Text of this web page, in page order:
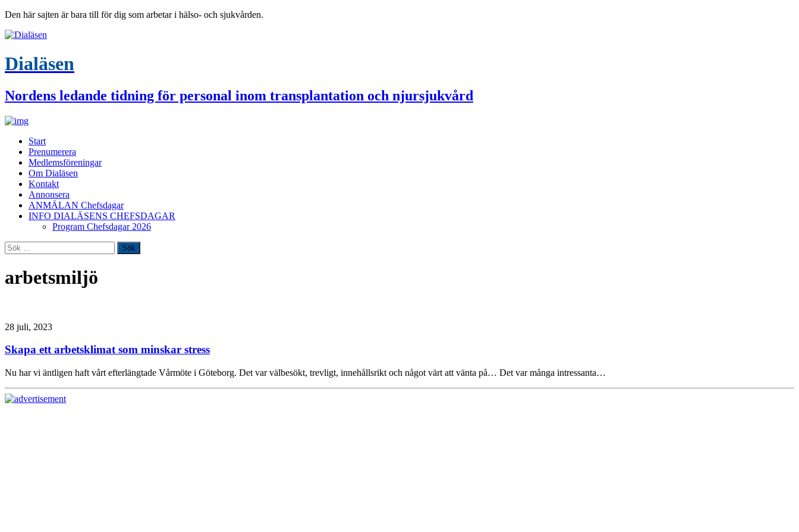
Den här sajten är bara till för dig som arbetar i hälso- och sjukvården.
Dialäsen
Nordens ledande tidning för personal inom transplantation och njursjukvård
Start
Prenumerera
Medlemsföreningar
Om Dialäsen
Kontakt
Annonsera
ANMÄLAN Chefsdagar
INFO DIALÄSENS CHEFSDAGAR
Program Chefsdagar 2026
Sök
efter:
arbetsmiljö
28 juli, 2023
Skapa ett arbetsklimat som minskar stress
Nu har vi äntligen haft vårt efterlängtade Vårmöte i Göteborg. Det var välbesökt, trevligt, innehållsrikt och något värt att vänta på… Det var många intressanta…